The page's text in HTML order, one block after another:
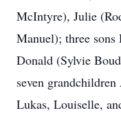
McIntyre), Julie
Manuel); three
Donald (Sylvie
seven
Lukas, Louiselle,